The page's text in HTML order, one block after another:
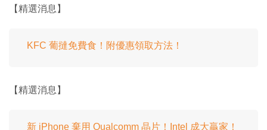
【精選消息】
KFC 葡撻免費食！附優惠領取方法！
【精選消息】
新 iPhone 棄用 Qualcomm 晶片！Intel 成大贏家！